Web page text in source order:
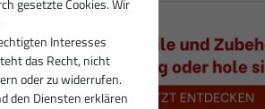
gesetzte Cookies. Wir
Interesses
das Recht, nicht
oder zu widerrufen.
den Diensten erklären